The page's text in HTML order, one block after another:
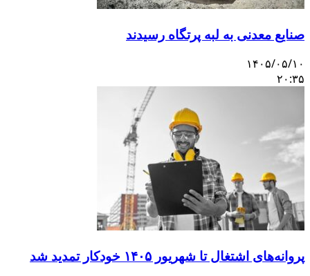
صنایع معدنی به لبه پرتگاه رسیدند
۱۴۰۵/۰۵/۱۰
۲۰:۳۵
پروانه‌های اشتغال تا شهریور ۱۴۰۵ خودکار تمدید شد